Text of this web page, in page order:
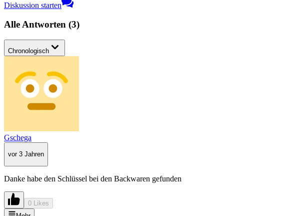
Diskussion starten
Alle Antworten (3)
Chronologisch
Gschega
vor 3 Jahren
Danke habe den Schlüssel bei den Backwaren gefunden
0 Likes